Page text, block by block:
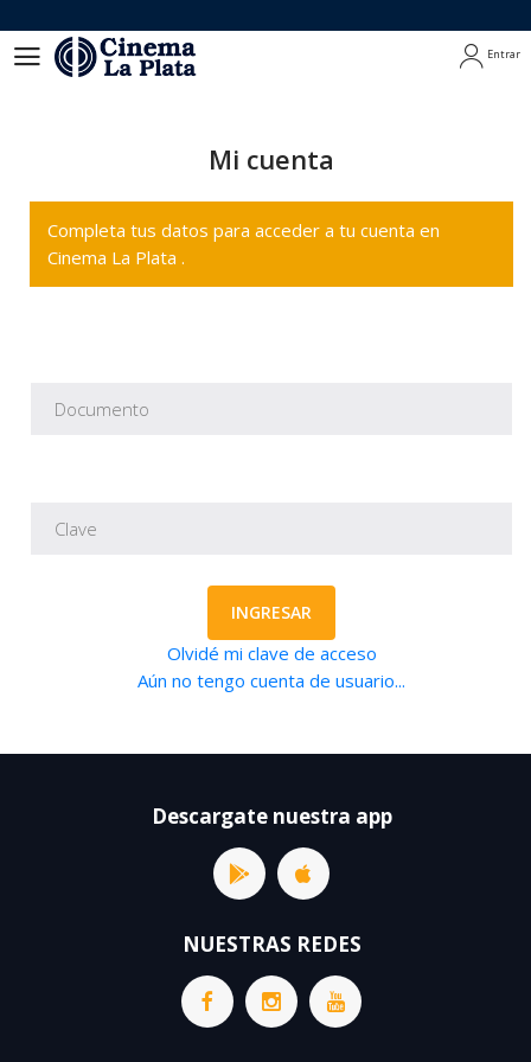
Entrar
Mi cuenta
Completa tus datos para acceder a tu cuenta en
Cinema La Plata .
INGRESAR
Olvidé mi clave de acceso
Aún no tengo cuenta de usuario...
Descargate nuestra app
NUESTRAS REDES